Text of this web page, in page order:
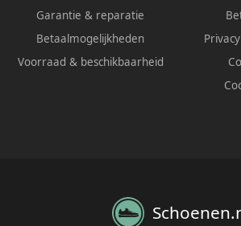
Garantie & reparatie
Betaalmogelijkheden
Voorraad & beschikbaarheid